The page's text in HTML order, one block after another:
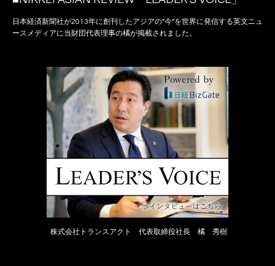
日本経済新聞社が2013年に創刊したアジアの”今”を世界に発信する英文ニュ
ースメディアに当財団代表理事の橘が掲載されました。
株式会社トランスアクト 代表取締役社長 橘 秀樹